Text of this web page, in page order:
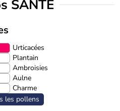
SANTÉ
Urticacées
Plantain
Ambroisies
Aulne
Charme
les pollens